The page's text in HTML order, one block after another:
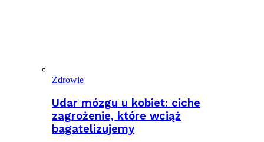
Zdrowie
Udar mózgu u kobiet: ciche
zagrożenie, które wciąż
bagatelizujemy